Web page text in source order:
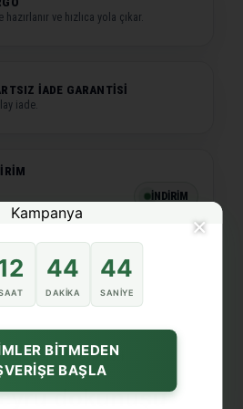
ve hızlıca yola çıkar.
İADE GARANTISI
iade.
İNDİRİM
Deneyimleri
dokunuşu
×
44
DAKIKA
44
SANIYE
BİTMEDEN
BAŞLA